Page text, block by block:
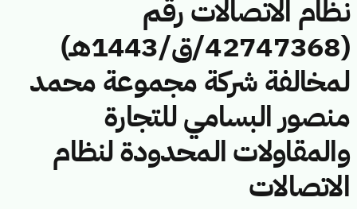
نظام الاتصالات رقم
(42747368/ق/1443هـ)
لمخالفة شركة مجموعة محمد
منصور البسامي للتجارة
والمقاولات المحدودة لنظام
الاتصالات